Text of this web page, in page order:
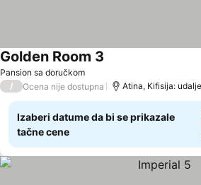
Pansion sa doručkom
Golden Room 3
/ Ocena nije dostupna Atina, Kifisija:
Izaberi datume da bi se prikazale
tačne cene